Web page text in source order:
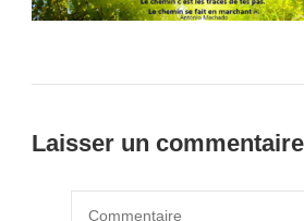
Laisser un commentaire